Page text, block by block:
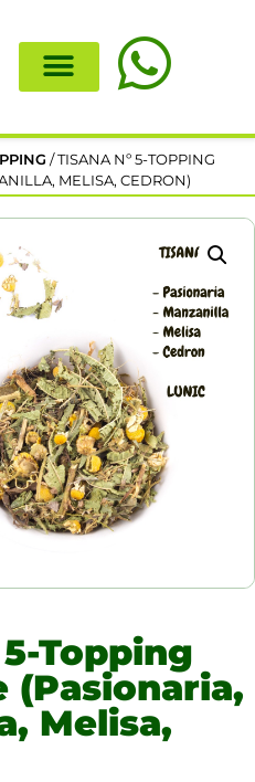
/ TISANA Nº 5-TOPPING
MELISA, CEDRON)
Topping
(Pasionaria,
Melisa,